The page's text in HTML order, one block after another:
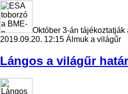
Október 3-án
2019.09.20. 12:15 Álmuk a világűr
Lángos a világűr